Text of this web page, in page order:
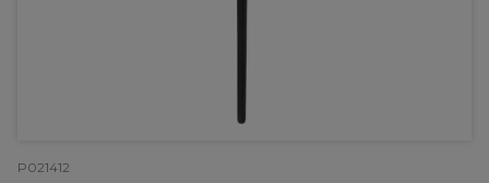
P021412